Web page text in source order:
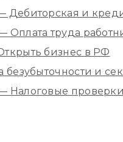
Дебиторская и
Оплата труда
бизнес в РФ
безубыточности и
Налоговые проверки